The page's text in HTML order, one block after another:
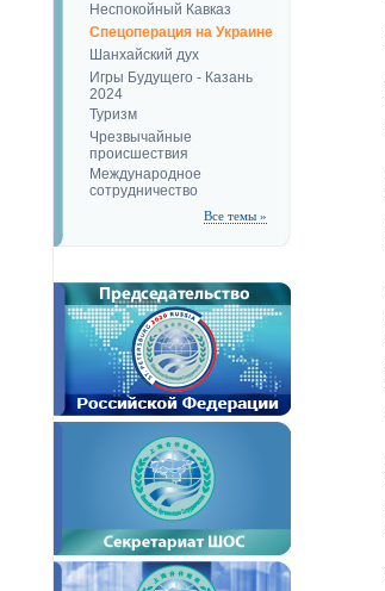
Неспокойный Кавказ
Спецоперация на Украине
Шанхайский дух
Игры Будущего - Казань
2024
Туризм
Чрезвычайные
происшествия
Международное
сотрудничество
Все темы »